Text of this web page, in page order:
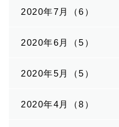
2020年7月（6）
2020年6月（5）
2020年5月（5）
2020年4月（8）